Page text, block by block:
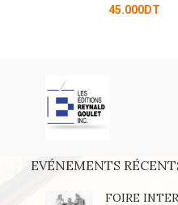
EVÉNEMENTS
FOIRE